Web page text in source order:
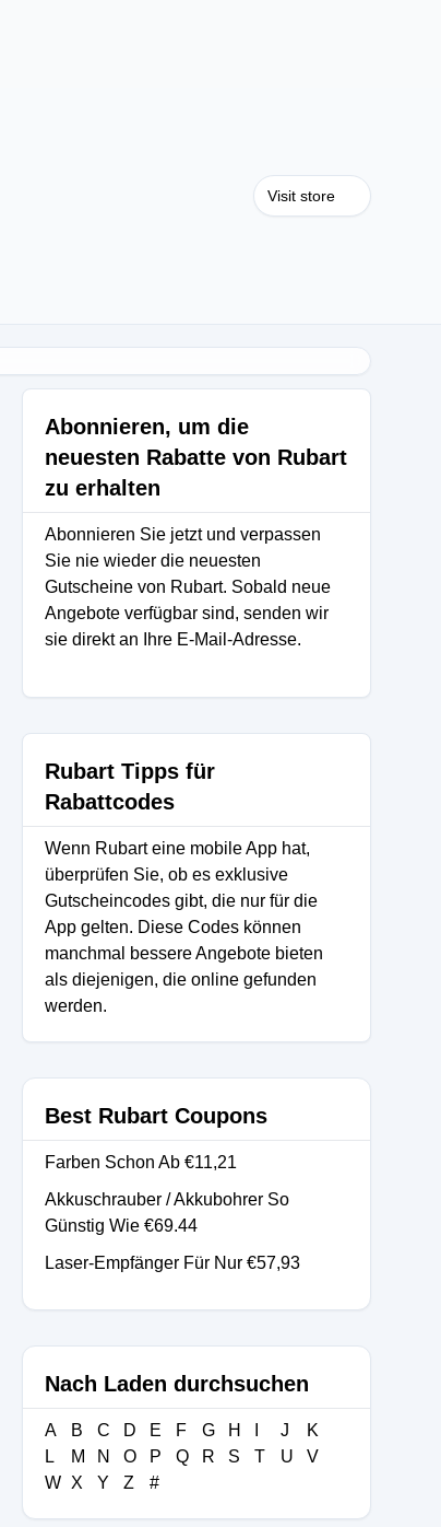
Visit store
Abonnieren, um die
neuesten Rabatte von Rubart
zu erhalten
Abonnieren Sie jetzt und verpassen
Sie nie wieder die neuesten
Gutscheine von Rubart. Sobald neue
Angebote verfügbar sind, senden wir
sie direkt an Ihre E-Mail-Adresse.
Rubart Tipps für
Rabattcodes
Wenn Rubart eine mobile App hat,
überprüfen Sie, ob es exklusive
Gutscheincodes gibt, die nur für die
App gelten. Diese Codes können
manchmal bessere Angebote bieten
als diejenigen, die online gefunden
werden.
Best Rubart Coupons
Farben Schon Ab €11,21
Akkuschrauber / Akkubohrer So
Günstig Wie €69.44
Laser-Empfänger Für Nur €57,93
Nach Laden durchsuchen
A B C D E F G H J
K
L
M N O P Q R S T U
V
W X Y Z #